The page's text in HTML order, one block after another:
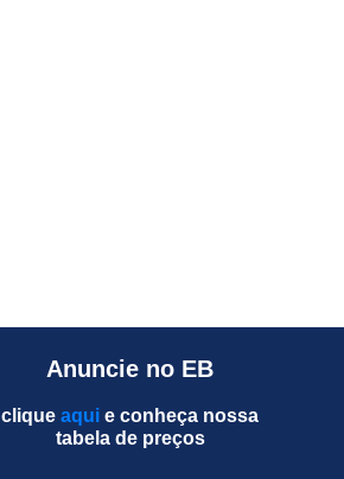
Anuncie no EB
clique aqui e conheça nossa
tabela de preços